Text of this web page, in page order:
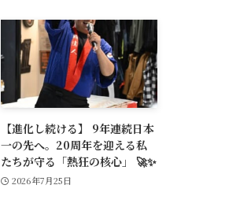
【進化し続ける】 9年連続日本
一の先へ。20周年を迎える私
たちが守る「熱狂の核心」 🚀✨
2026年7月25日